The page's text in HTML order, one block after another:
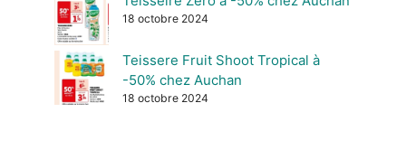
18 octobre 2024
Teissere Fruit Shoot Tropical à
-50% chez Auchan
18 octobre 2024